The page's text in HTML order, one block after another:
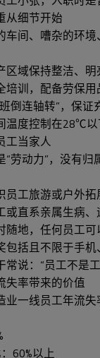
从细节开始
间、嘈杂的环境
区域保持整洁、明
培训，配备劳保
倒连轴转”，保证
温度控制在28℃以
工当家人
劳动力”，没有归
员工旅游或户外
或直系亲属生病
随地，任何员工
包括且不限于手
常说：“员工不是
失率带来的价值
一线员工年流失
60%以上